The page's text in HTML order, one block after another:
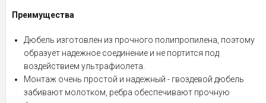
Преимущества
Дюбель изготовлен из прочного полипропилена, поэтому
образует надежное соединение и не портится под
воздействием ультрафиолета.
Монтаж очень простой и надежный - гвоздевой дюбель
забивают молотком, ребра обеспечивают прочную